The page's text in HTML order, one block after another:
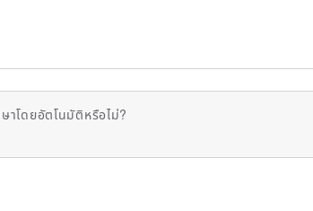
าโดยอัตโนมัติหรือไม่?